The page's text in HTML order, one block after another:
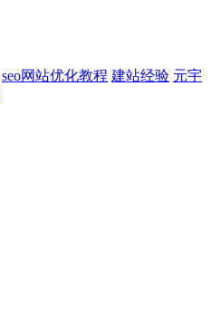
seo网站优化教程 建站经验 元宇